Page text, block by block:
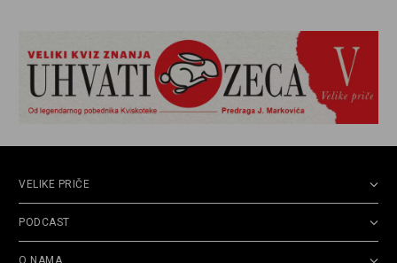
VELIKE PRIČE
PODCAST
O NAMA